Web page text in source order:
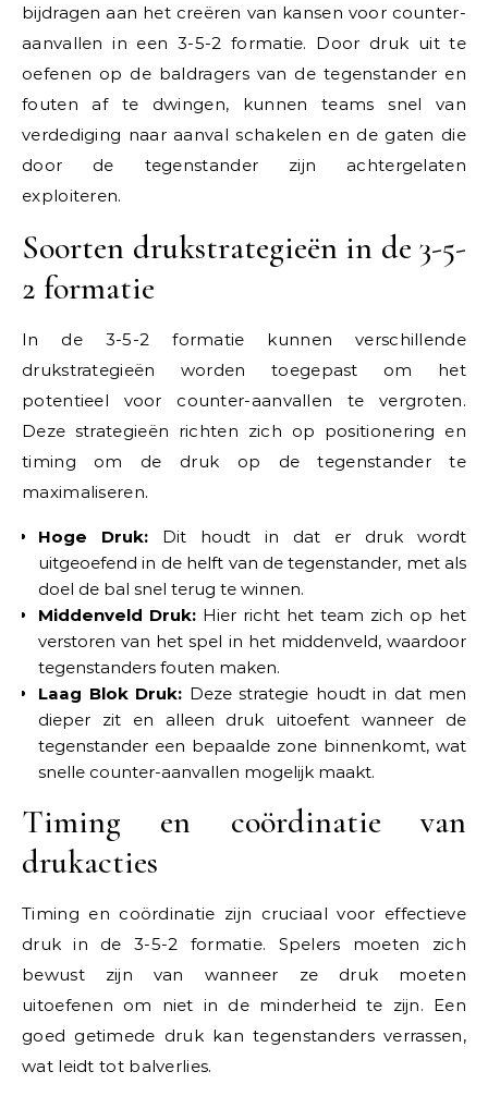
bijdragen aan het creëren van kansen voor counter-
aanvallen in een 3-5-2 formatie. Door druk uit te
oefenen op de baldragers van de tegenstander en
fouten af te dwingen, kunnen teams snel van
verdediging naar aanval schakelen en de gaten die
door de tegenstander zijn achtergelaten
exploiteren.
Soorten drukstrategieën in de 3-5-
2 formatie
In de 3-5-2 formatie kunnen verschillende
drukstrategieën worden toegepast om het
potentieel voor counter-aanvallen te vergroten.
Deze strategieën richten zich op positionering en
timing om de druk op de tegenstander te
maximaliseren.
Hoge Druk: Dit houdt in dat er druk wordt
uitgeoefend in de helft van de tegenstander, met als
doel de bal snel terug te winnen.
Middenveld Druk: Hier richt het team zich op het
verstoren van het spel in het middenveld, waardoor
tegenstanders fouten maken.
Laag Blok Druk: Deze strategie houdt in dat men
dieper zit en alleen druk uitoefent wanneer de
tegenstander een bepaalde zone binnenkomt, wat
snelle counter-aanvallen mogelijk maakt.
Timing en coördinatie van
drukacties
Timing en coördinatie zijn cruciaal voor effectieve
druk in de 3-5-2 formatie. Spelers moeten zich
bewust zijn van wanneer ze druk moeten
uitoefenen om niet in de minderheid te zijn. Een
goed getimede druk kan tegenstanders verrassen,
wat leidt tot balverlies.